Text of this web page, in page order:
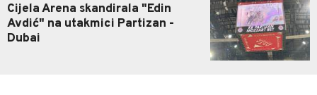
Cijela Arena skandirala "Edin
Avdić" na utakmici Partizan -
Dubai